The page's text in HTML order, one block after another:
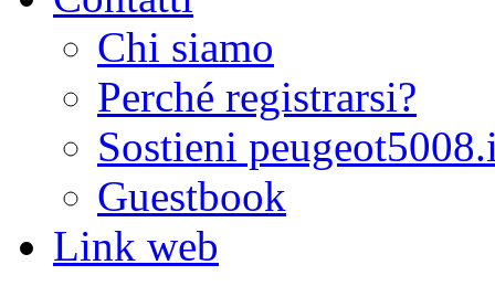
Chi siamo
Perché registrarsi?
Sostieni
Guestbook
Link web